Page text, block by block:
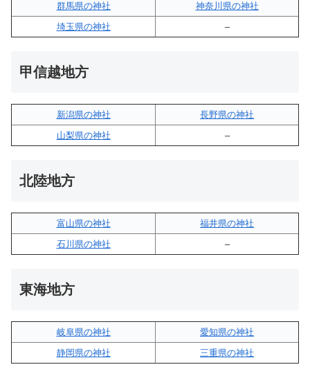
群馬県の神社
神奈川県の神社
埼玉県の神社
–
甲信越地方
新潟県の神社
長野県の神社
山梨県の神社
–
北陸地方
富山県の神社
福井県の神社
石川県の神社
–
東海地方
岐阜県の神社
愛知県の神社
静岡県の神社
三重県の神社